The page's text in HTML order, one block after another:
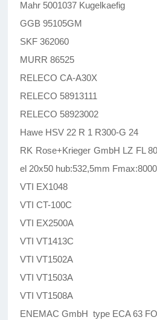
Mahr 5001037 Kugelkaefig
GGB 95105GM
SKF 362060
MURR 86525
RELECO CA-A30X
RELECO 58913111
RELECO 58923002
Hawe HSV 22 R 1 R300-G 24
RK Rose+Krieger GmbH LZ FL
el 20x50 hub:532,5mm
VTI EX1048
VTI CT-100C
VTI EX2500A
VTI VT1413C
VTI VT1502A
VTI VT1503A
VTI VT1508A
ENEMAC GmbH type ECA 63